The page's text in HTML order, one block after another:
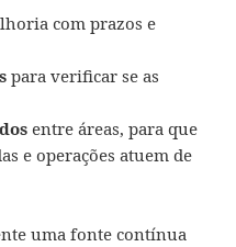
com prazos e
para verificar se as
entre áreas, para que
e operações atuem de
uma fonte contínua